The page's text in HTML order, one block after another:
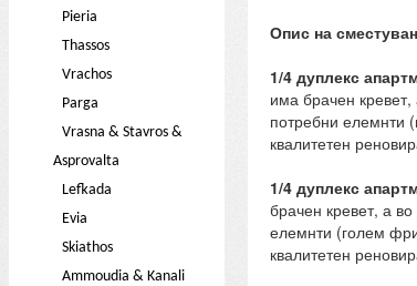
Pieria
Thassos
Vrachos
Parga
Vrasna & Stavros &
Asprovalta
Lefkada
Evia
Skiathos
Ammoudia & Kanali
Опис на
1/4 дуплекс
има брачен кревет,
потребни елемнти
квалитетен
1/4 дуплекс
брачен кревет, а
елемнти (голем
квалитетен